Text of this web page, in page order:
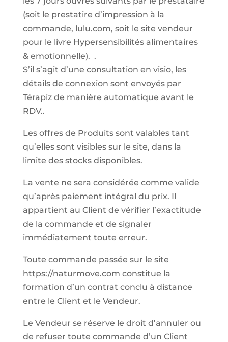
(soit le prestatire d’impression à la
commande, lulu.com, soit le site vendeur
pour le livre Hypersensibilités alimentaires
& emotionnelle). .
S’il s’agit d’une consultation en visio, les
détails de connexion sont envoyés par
Térapiz de manière automatique avant le
RDV..
Les offres de Produits sont valables tant
qu’elles sont visibles sur le site, dans la
limite des stocks disponibles.
La vente ne sera considérée comme valide
qu’après paiement intégral du prix. Il
appartient au Client de vérifier l’exactitude
de la commande et de signaler
immédiatement toute erreur.
Toute commande passée sur le site
https://naturmove.com constitue la
formation d’un contrat conclu à distance
entre le Client et le Vendeur.
Le Vendeur se réserve le droit d’annuler ou
de refuser toute commande d’un Client